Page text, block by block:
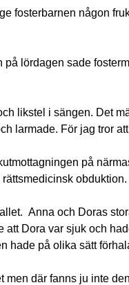
fosterbarnen någon
lördagen sade
likstel i sängen. Det
larmade. För jag tror
på
obduktion.
Anna och Doras
Dora var sjuk och
hade på olika sätt
men där fanns ju inte